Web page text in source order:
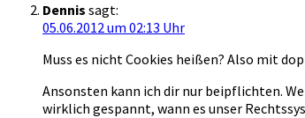
Dennis sagt:
05.06.2012 um 02:13 Uhr
Muss es nicht Cookies heißen? Also mit
Ansonsten kann ich dir nur beipflichten.
wirklich gespannt, wann es unser